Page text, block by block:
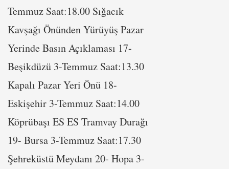
Temmuz Saat:18.00 Sığacık
Kavşağı Önünden Yürüyüş Pazar
Yerinde Basın Açıklaması 17-
Beşikdüzü 3-Temmuz Saat:13.30
Kapalı Pazar Yeri Önü 18-
Eskişehir 3-Temmuz Saat:14.00
Köprübaşı ES ES Tramvay Durağı
19- Bursa 3-Temmuz Saat:17.30
Şehreküstü Meydanı 20- Hopa 3-